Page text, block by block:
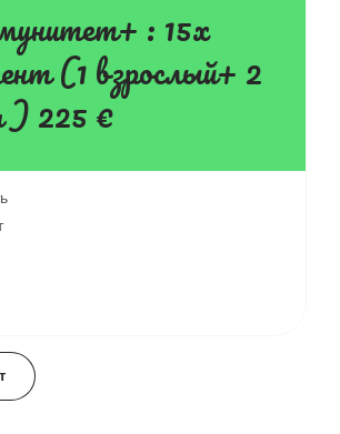
: 15x
(1 взрослый+ 2
) 225 €